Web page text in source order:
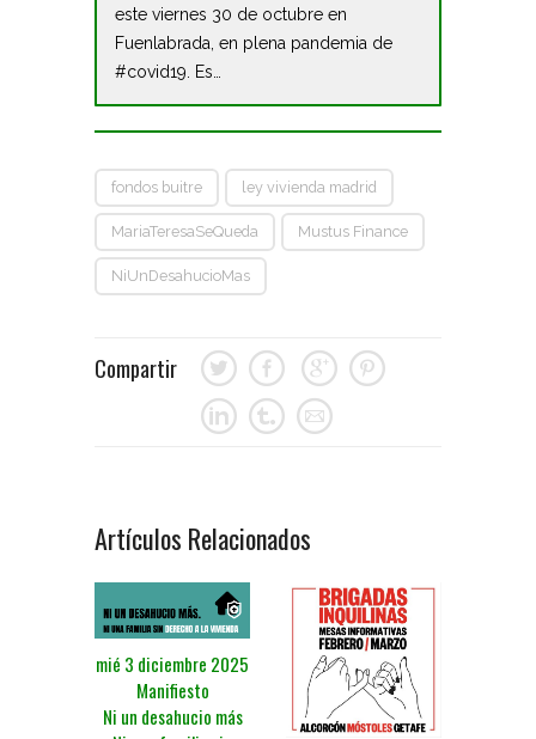
este viernes 30 de octubre en
Fuenlabrada, en plena pandemia de
#covid19. Es…
fondos buitre ley vivienda madrid
MariaTeresaSeQueda Mustus Finance
NiUnDesahucioMas
Compartir
Artículos Relacionados
mié 3 diciembre 2025
Manifiesto
Ni un desahucio más